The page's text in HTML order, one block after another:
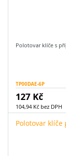
Polotovar klíče s
TP00DAE-6P
127 Kč
104,94 Kč bez DPH
Polotovar klíče